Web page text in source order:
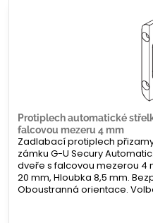
Protiplech automatické
falcovou mezeru 4 mm
Zadlabací protiplech
zámku G-U Secury
dveře s falcovou mezerou 4
20 mm, Hloubka 8,5 mm.
Oboustranná orientace.